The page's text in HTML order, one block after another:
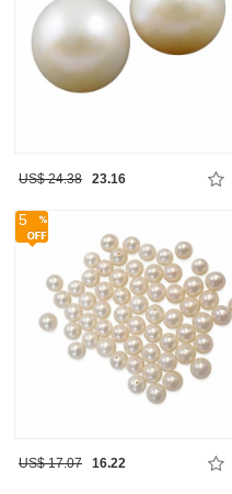
US$ 24.38 23.16
5
US$ 17.07 16.22